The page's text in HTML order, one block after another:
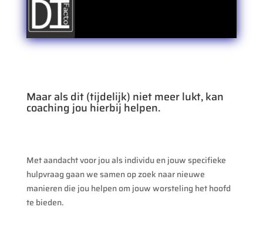
Maar als dit (tijdelijk) niet meer lukt, kan
coaching jou hierbij helpen.
Met aandacht voor jou als individu en jouw specifieke
hulpvraag gaan we samen op zoek naar nieuwe
manieren die jou helpen om jouw worsteling het hoofd
te bieden.